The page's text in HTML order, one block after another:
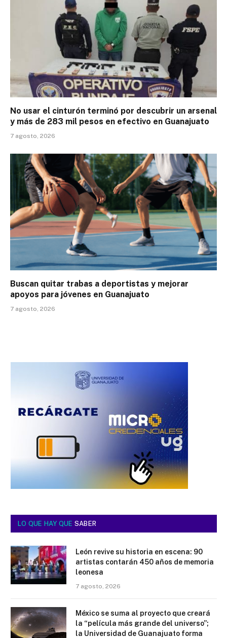
No usar el cinturón terminó por descubrir un arsenal
y más de 283 mil pesos en efectivo en Guanajuato
7 agosto, 2026
Buscan quitar trabas a deportistas y mejorar
apoyos para jóvenes en Guanajuato
7 agosto, 2026
LO QUE HAY QUE SABER
León revive su historia en escena: 90
artistas contarán 450 años de memoria
leonesa
7 agosto, 2026
México se suma al proyecto que creará
la “película más grande del universo”;
la Universidad de Guanajuato forma